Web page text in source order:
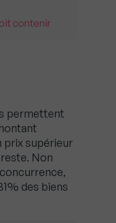
contenir
permettent
prix supérieur
Non
des biens